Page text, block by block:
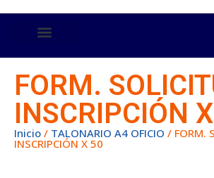
FORM.
INSCRIPCIÓN
Inicio / TALONARIO A4 OFICIO / FORM.
INSCRIPCIÓN X 50